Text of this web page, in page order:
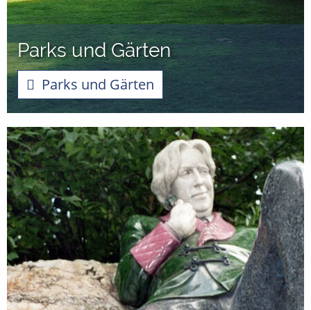
Parks und Gärten
Parks und Gärten